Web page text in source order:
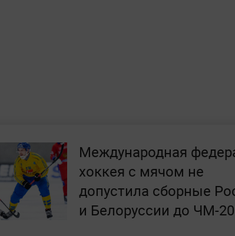
Международная
хоккея с мячом не
допустила сборные
и Белоруссии до ЧМ-